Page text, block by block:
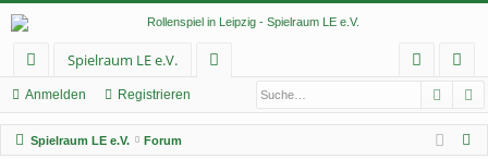
ch
ne
Spielraum LE e.V.
en
m
ist
Anmelden Registrieren
Spielraum LE e.V. Forum